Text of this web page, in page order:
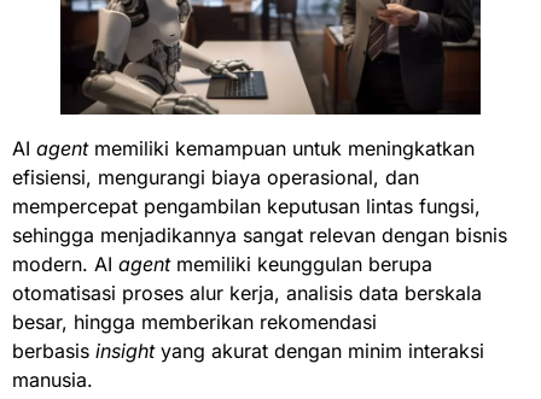
AI agent memiliki kemampuan untuk meningkatkan
efisiensi, mengurangi biaya operasional, dan
mempercepat pengambilan keputusan lintas fungsi,
sehingga menjadikannya sangat relevan dengan bisnis
modern. AI agent memiliki keunggulan berupa
otomatisasi proses alur kerja, analisis data berskala
besar, hingga memberikan rekomendasi
berbasis insight yang akurat dengan minim interaksi
manusia.